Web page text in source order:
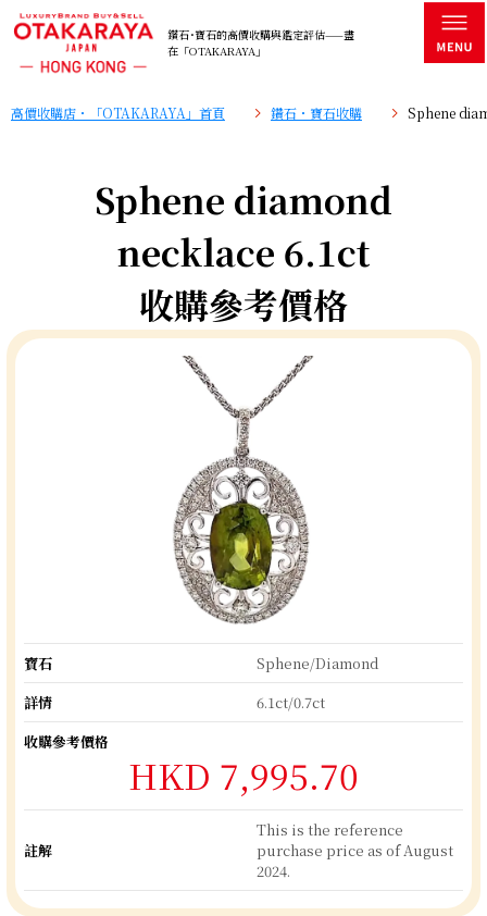
鑽石･寶石的高價收購與鑑定評估——盡
在「OTAKARAYA」
高價收購店・「OTAKARAYA」首頁 鑽石・寶石收購 Sphene
Sphene diamond
necklace 6.1ct
收購參考價格
寶石
Sphene/Diamond
詳情
6.1ct/0.7ct
收購參考價格
HKD 7,995.70
註解
This is the reference
purchase price as of August
2024.